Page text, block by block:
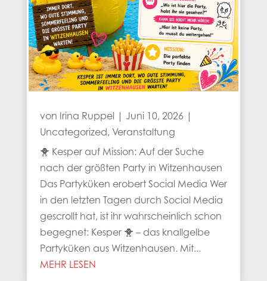
von Irina Ruppel Juni 10, 2026
Uncategorized, Veranstaltung
🐥 Kesper auf Mission: Auf der Suche
nach der größten Party in Witzenhausen
Das Partyküken erobert Social Media Wer
in den letzten Tagen durch Social Media
gescrollt hat, ist ihr wahrscheinlich schon
begegnet: Kesper 🐥 – das knallgelbe
Partyküken aus Witzenhausen. Mit...
MEHR LESEN